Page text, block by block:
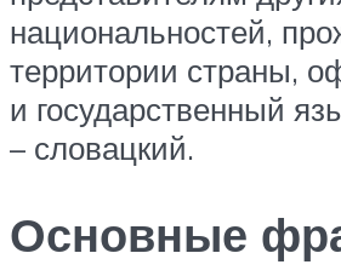
национальностей,
территории страны,
и государственный
– словацкий.
Основные